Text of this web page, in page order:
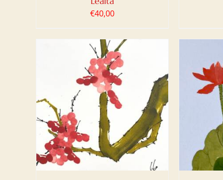
€40,00
AGGIUNGI AL CARRELLO /
DETTAGLI